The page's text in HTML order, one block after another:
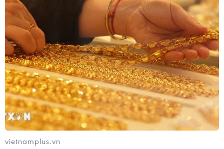
Buôn Ma Thuột - đô thị dưới
những tán cổ thụ
06/08/2026 04:22
Công viên địa chất Trương
Dịch Đan Hà của Trung Quốc vào
mùa du lịch cao điểm
06/08/2026 04:13
vietnamplus.vn